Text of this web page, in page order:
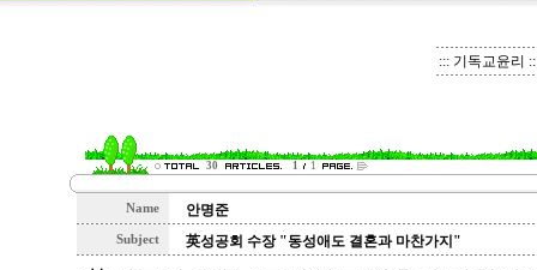
::: 기독교윤리
30 1 1
Name 안명준
Subject 英성공회 수장 "동성애도 결혼과 마찬가지"